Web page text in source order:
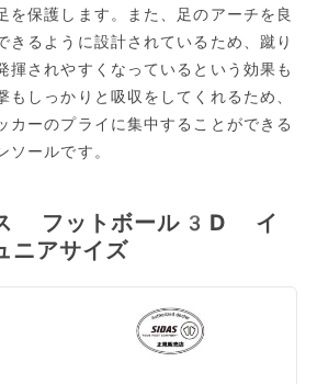
を保護します。また、足のアーチを良
きるように設計されているため、蹴り
揮されやすくなっているという効果も
もしっかりと吸収をしてくれるため、
カーのプライに集中することができる
ソールです。
フットボール3D イ
アサイズ